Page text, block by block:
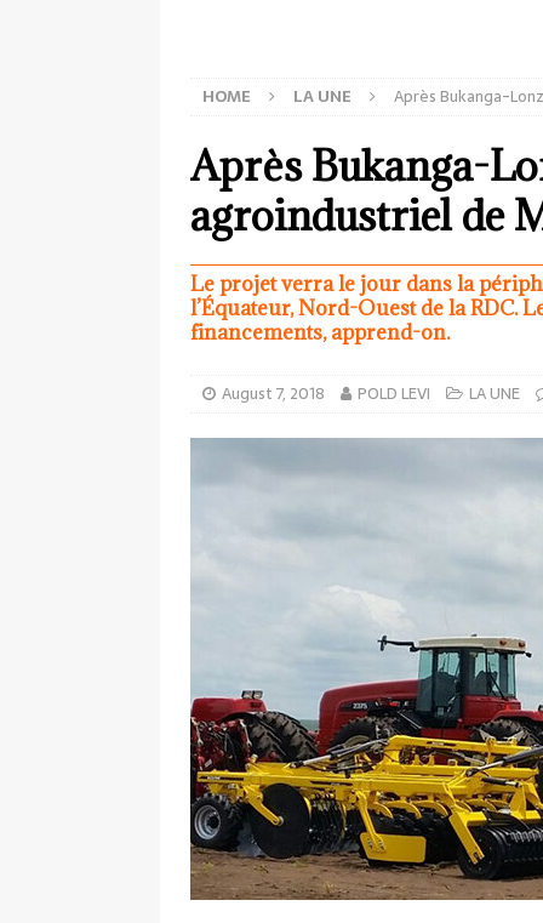
HOME LA UNE Après Bukanga-
Après Bukanga-
agroindustriel de
Le projet verra le jour dans la
l’Équateur, Nord-Ouest de la RDC.
financements, apprend-on.
August 7, 2018 POLD LEVI LA UNE